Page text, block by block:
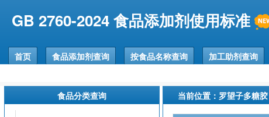
GB 2760-2024 食品添加剂使用标准
首页 食品添加剂查询 按食品名称查询 加工助剂查询
食品分类查询 当前位置： 罗望子多糖胶